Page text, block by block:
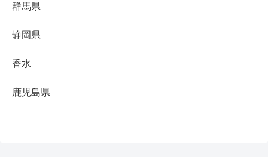
群馬県
静岡県
香水
鹿児島県